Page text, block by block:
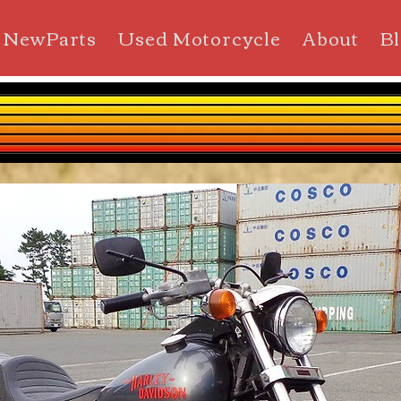
NewParts Used Motorcycle About